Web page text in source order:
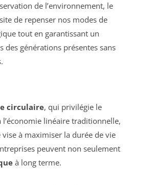
de l’environnement, le
de repenser nos modes de
tout en garantissant un
des générations présentes sans
circulaire, qui privilégie le
linéaire traditionnelle,
à maximiser la durée de vie
peuvent non seulement
à long terme.